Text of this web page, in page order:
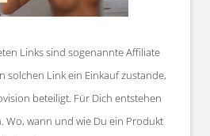
Links sind sogenannte Affiliate
solchen Link ein Einkauf zustande,
beteiligt. Für Dich entstehen
Wo, wann und wie Du ein Produkt